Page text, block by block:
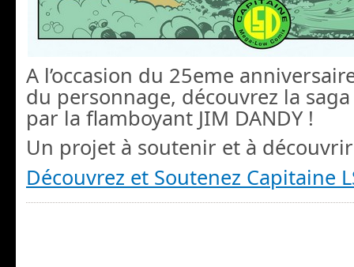
A l’occasion du 25eme
du personnage, découvrez la saga
par la flamboyant JIM DANDY !
Un projet à soutenir et à
Découvrez et Soutenez Capitaine